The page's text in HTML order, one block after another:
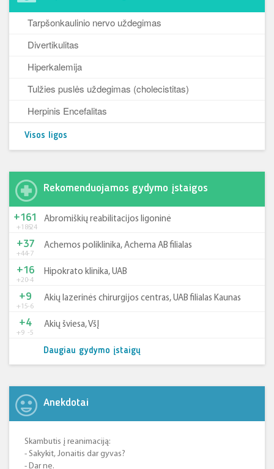
Tarpšonkaulinio nervo uždegimas
Divertikulitas
Hiperkalemija
Tulžies puslės uždegimas (cholecistitas)
Herpinis Encefalitas
Visos ligos
Rekomenduojamos gydymo įstaigos
+185-24
+161 Abromiškių reabilitacijos ligoninė
+44-7
+37 Achemos poliklinika, Achema AB filialas
+20-4
+16 Hipokrato klinika, UAB
+15-6
+9 Akių lazerinės chirurgijos centras, UAB filialas Kaunas
+9 -5
+4 Akių šviesa, VšĮ
Daugiau gydymo įstaigų
Anekdotai
Skambutis į reanimaciją:
- Sakykit, Jonaitis dar gyvas?
- Dar ne.